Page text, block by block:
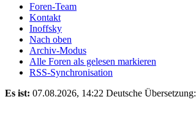
Foren-Team
Kontakt
Inoffsky
Nach oben
Archiv-Modus
Alle Foren als gelesen markieren
RSS-Synchronisation
Es ist: 07.08.2026, 14:22 Deutsche Übersetzung: